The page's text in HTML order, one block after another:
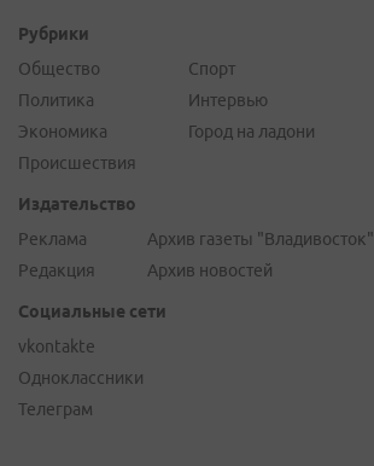
Рубрики
Общество
Политика
Экономика
Происшествия
Спорт
Интервью
Город на ладони
Издательство
Реклама
Редакция
Архив газеты "Владивосток"
Архив новостей
Социальные сети
vkontakte
Одноклассники
Телеграм